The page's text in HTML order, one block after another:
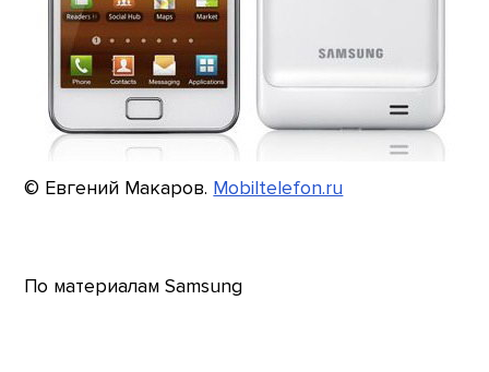
© Евгений Макаров. Mobiltelefon.ru
По материалам Samsung